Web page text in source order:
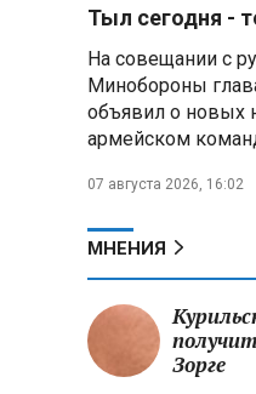
ученым
Хотите
городах —
Сити»,
украинские
Тыл сегодня -
На совещании с
Минобороны
объявил о новых
армейском
07 августа 2026, 16:02
МНЕНИЯ
Зорге